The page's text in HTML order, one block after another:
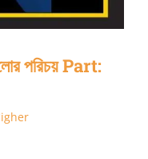
পরিচয় Part: